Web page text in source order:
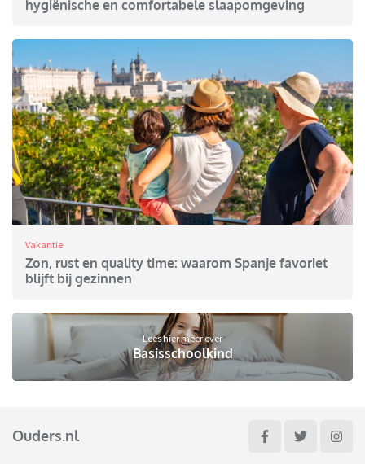
hygiënische en comfortabele slaapomgeving
Vakantie
Zon, rust en quality time: waarom Spanje favoriet
blijft bij gezinnen
Lees hier meer over
Basisschoolkind
Ouders.nl